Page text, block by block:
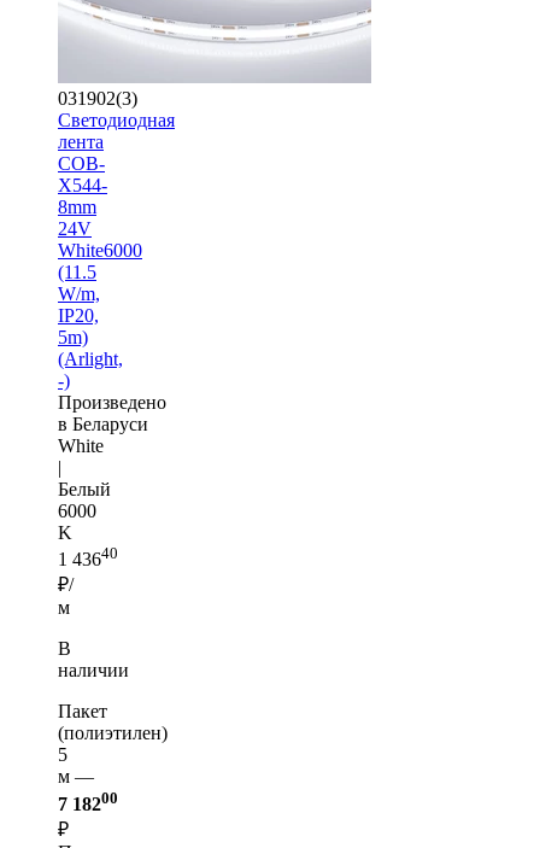
031902(3)
Светодиодная
лента
COB-
X544-
8mm
24V
White6000
(11.5
W/m,
IP20,
5m)
(Arlight,
-)
Произведено
в Беларуси
White
|
Белый
6000
K
1 43640
₽/
м
В
наличии
Пакет
(полиэтилен)
5
м —
7 18200
₽